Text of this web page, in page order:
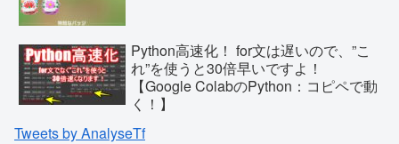
Python高速化！ for文は遅いので、”こ
れ”を使うと30倍早いですよ！
【Google ColabのPython：コピペで動
く！】
Tweets by AnalyseTf